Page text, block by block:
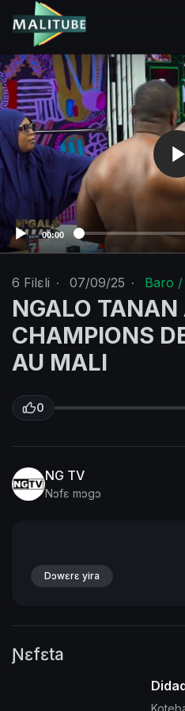
V
i
d
e
o
P
a
r
00:00
6 Filɛli · 07/09/25 · Baro /
NGALO TANAN
CHAMPIONS
AU MALI
0
NG TV
Nɔfɛ mɔgɔ
Dɔwɛrɛ yira
Ɲɛfɛta